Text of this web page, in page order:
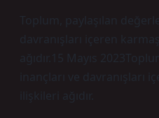
Toplum, paylaşılan
davranışları içeren
ağıdır.15 Mayıs
inançları ve davranışları
ilişkileri ağıdır.